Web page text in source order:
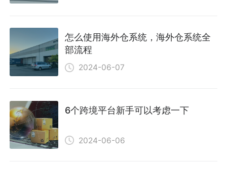
怎么使用海外仓系统，海外仓系统全
部流程
2024-06-07
6个跨境平台新手可以考虑一下
2024-06-06